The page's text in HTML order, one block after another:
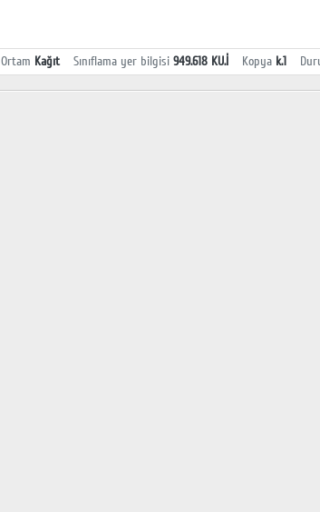
Ortam Kağıt Sınıflama yer bilgisi 949.618 KU.İ Kopya k.1